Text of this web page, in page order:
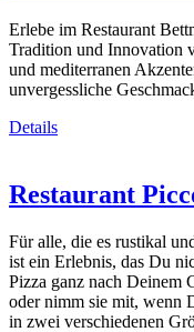
Erlebe im Restaurant
Tradition und Innovation
und mediterranen
unvergessliche
Details
Restaurant
Für alle, die es rustikal
ist ein Erlebnis, das Du
Pizza ganz nach Deinem
oder nimm sie mit, wenn
in zwei verschiedenen